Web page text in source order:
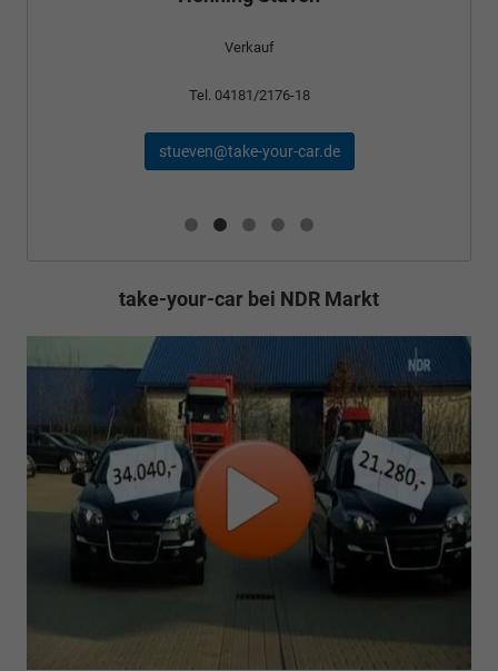
take-your-car bei NDR Markt